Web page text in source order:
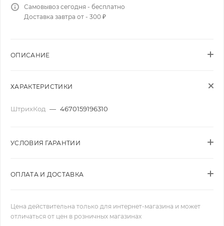
Самовывоз сегодня - бесплатно
Доставка завтра от - 300 ₽
ОПИСАНИЕ
ХАРАКТЕРИСТИКИ
ШтрихКод — 4670159196310
УСЛОВИЯ ГАРАНТИИ
ОПЛАТА И ДОСТАВКА
Цена действительна только для интернет-магазина и может
отличаться от цен в розничных магазинах